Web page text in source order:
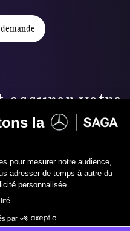
assurer votre
:
ballon